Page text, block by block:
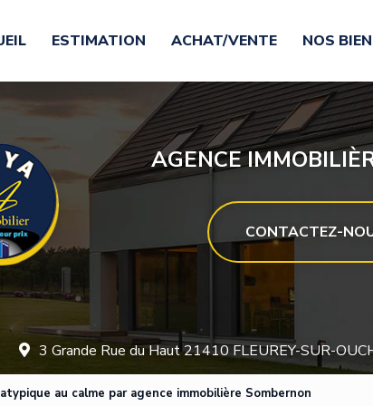
ESTIMATION ACHAT/VENTE NOS
AGENCE
CONTACTEZ-
3 Grande Rue du Haut 21410 FLEUREY-SUR-
au calme par agence immobilière Sombernon